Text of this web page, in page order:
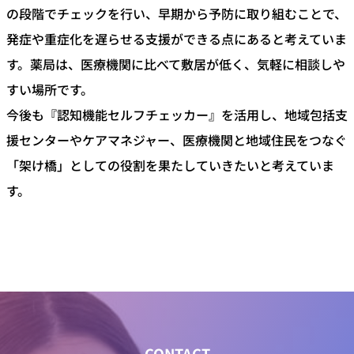
の段階でチェックを行い、早期から予防に取り組むことで、
発症や重症化を遅らせる支援ができる点にあると考えていま
す。薬局は、医療機関に比べて敷居が低く、気軽に相談しや
すい場所です。
今後も『認知機能セルフチェッカー』を活用し、地域包括支
援センターやケアマネジャー、医療機関と地域住民をつなぐ
「架け橋」としての役割を果たしていきたいと考えていま
す。